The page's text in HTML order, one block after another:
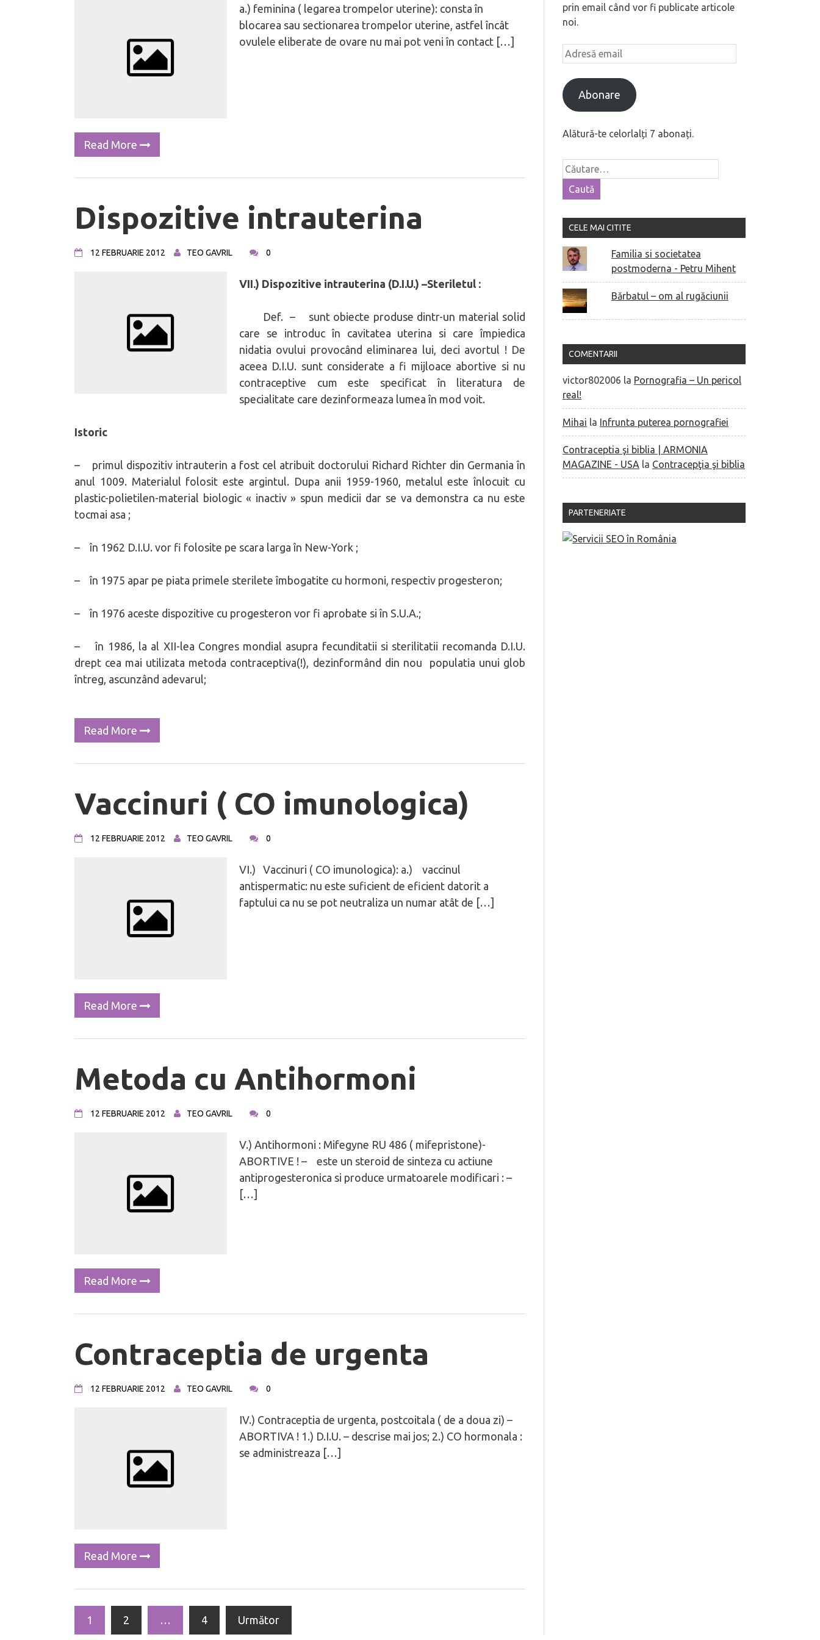
a.) feminina ( legarea trompelor uterine): consta în
blocarea sau sectionarea trompelor uterine, astfel încât
ovulele eliberate de ovare nu mai pot veni în contact […]
Read More
Dispozitive intrauterina
12 FEBRUARIE 2012 TEO GAVRIL 0
VII.) Dispozitive intrauterina (D.I.U.) –Steriletul :
Def. – sunt obiecte produse dintr-un material solid
care se introduc în cavitatea uterina si care împiedica
nidatia ovului provocând eliminarea lui, deci avortul ! De
aceea D.I.U. sunt considerate a fi mijloace abortive si nu
contraceptive cum este specificat în literatura de
specialitate care dezinformeaza lumea în mod voit.
Istoric
– primul dispozitiv intrauterin a fost cel atribuit doctorului Richard Richter din Germania în
anul 1009. Materialul folosit este argintul. Dupa anii 1959-1960, metalul este înlocuit cu
plastic-polietilen-material biologic « inactiv » spun medicii dar se va demonstra ca nu este
tocmai asa ;
– în 1962 D.I.U. vor fi folosite pe scara larga în New-York ;
– în 1975 apar pe piata primele sterilete îmbogatite cu hormoni, respectiv progesteron;
– în 1976 aceste dispozitive cu progesteron vor fi aprobate si în S.U.A.;
– în 1986, la al XII-lea Congres mondial asupra fecunditatii si sterilitatii recomanda D.I.U.
drept cea mai utilizata metoda contraceptiva(!), dezinformând din nou populatia unui glob
întreg, ascunzând adevarul;
Read More
Vaccinuri ( CO imunologica)
12 FEBRUARIE 2012 TEO GAVRIL 0
VI.) Vaccinuri ( CO imunologica): a.) vaccinul
antispermatic: nu este suficient de eficient datorit a
faptului ca nu se pot neutraliza un numar atât de […]
Read More
Metoda cu Antihormoni
12 FEBRUARIE 2012 TEO GAVRIL 0
V.) Antihormoni : Mifegyne RU 486 ( mifepristone)-
ABORTIVE ! – este un steroid de sinteza cu actiune
antiprogesteronica si produce urmatoarele modificari : –
[…]
Read More
Contraceptia de urgenta
12 FEBRUARIE 2012 TEO GAVRIL 0
IV.) Contraceptia de urgenta, postcoitala ( de a doua zi) –
ABORTIVA ! 1.) D.I.U. – descrise mai jos; 2.) CO hormonala :
se administreaza […]
Read More
1 2 … 4 Următor
prin email când vor fi publicate articole
noi.
Abonare
Alătură-te celorlalți 7 abonați.
CELE MAI CITITE
Familia si societatea
postmoderna - Petru Mihent
Bărbatul – om al rugăciunii
COMENTARII
victor802006 la Pornografia – Un pericol
real!
Mihai la Infrunta puterea pornografiei
Contraceptia şi biblia | ARMONIA
MAGAZINE - USA la Contracepţia şi biblia
PARTENERIATE